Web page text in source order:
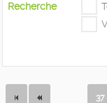
Recherche
37